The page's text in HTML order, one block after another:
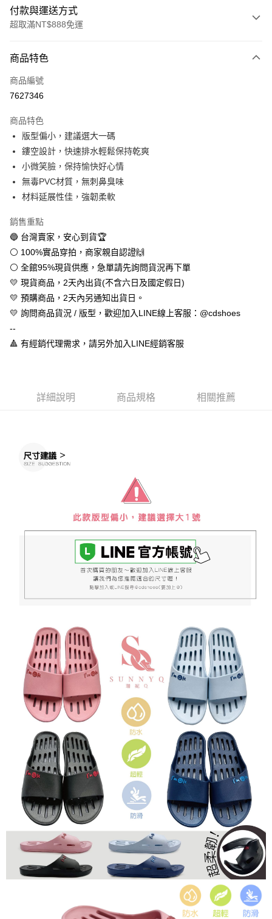
付款與運送方式
超取滿NT$888免運
信用卡一次付款
超商取貨付款
Apple Pay
街口支付
悠遊付
全盈+PAY
AFTEE先享後付
相關說明
【關於「AFTEE先享後付」】
AFTEE先享後付是「在收到商品之後才付款」的支付方式。 讓您購物簡單
便利好安心！
１．簡單：不需註冊會員、不需綁卡、不需儲值。
２．便利：只要手機號碼，簡訊認證，即可結帳。
【「AFTEE先享後付」結帳流程】
１．於結帳方式選擇「AFTEE先享後付」後，將跳轉至「AFTEE先享後付」
結帳頁面，進行簡訊認證並確認金額後，即可完成結帳。
※ 請注意：結帳手續完成當下不需立刻繳費，但若您需要取消訂單，請聯絡
１．透過由恩沛科技股份有限公司提供之「AFTEE先享後付」服務完成之交
易，需依本服務之必要範圍內提供個人資料，並將交易相關給付款項請求債
權轉讓予恩沛科技股份有限公司。
２．關於個人資料處理事宜，請瀏覽以下網址：
「AFTEE先享後付」，若未經同意申辦者引起之損失，本公司不負相關責
４．使用「AFTEE先享後付」時，將依據個別帳號之用戶狀況，依本公司即
時審查核予不同之上限額度；若仍有額度不足之情形，本公司將視審查結果
請求用戶進行身份認證。
全家取貨付款
每筆NT$60，滿NT$888(含以上)免運費
付款後全家取貨
每筆NT$60，滿NT$888(含以上)免運費
宅配
每筆NT$100，滿NT$999(含以上)免運費
商品特色
商品編號
7627346
商品特色
版型偏小，建議選大一碼
鏤空設計，快速排水輕鬆保持乾爽
小微笑臉，保持愉快好心情
無毒PVC材質，無刺鼻臭味
材料延展性佳，強韌柔軟
銷售重點
🔵 台灣賣家，安心到貨🏆
⚪ 100%實品穿拍，商家親自認證🙌
⚪ 全館95%現貨供應，急單請先詢問貨況再下單
💛 現貨商品，2天內出貨(不含六日及國定假日)
💛 預購商品，2天內另通知出貨日。
💛 詢問商品貨況 / 版型，歡迎加入LINE線上客服：@cdshoes
--
🔺 有經銷代理需求，請另外加入LINE經銷客服
詳細說明 商品規格 相關推薦